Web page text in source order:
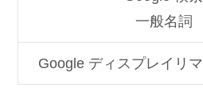
一般名詞
Google ディスプレイリ